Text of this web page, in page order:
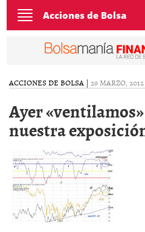
Toggle
navigation
Acciones de Bolsa
ACCIONES DE BOLSA | 29 MARZO, 2012
Ayer «ventilamos»
nuestra